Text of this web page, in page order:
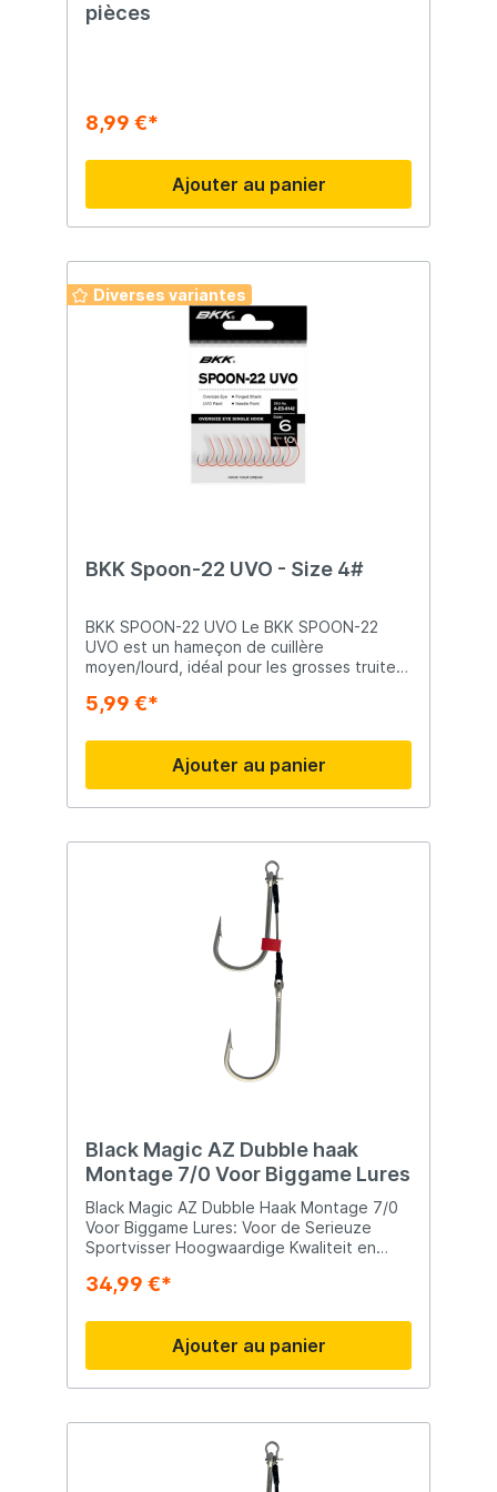
pièces
8,99 €*
Ajouter au panier
Diverses variantes
BKK Spoon-22 UVO - Size 4#
BKK SPOON-22 UVO Le BKK SPOON-22
UVO est un hameçon de cuillère
moyen/lourd, idéal pour les grosses truites
L'hameçon dispose d'un œil extra-large
tournée vers l'intérieur pour améliorer
l'accrochage, et d'une peinture UV BKK
pour stimuler les poissons et déclencher
davantage de touches.
5,99 €*
Ajouter au panier
Black Magic AZ Dubble haak
Montage 7/0 Voor Biggame Lures
Black Magic AZ Dubble Haak Montage 7/0
Voor Biggame Lures: Voor de Serieuze
Sportvisser Hoogwaardige Kwaliteit en
Montage 7/0 is speciaal ontworpen voor
de beste uitrusting voor big game vissen.
Deze haak montage biedt ongeëvenaarde
duurzaamheid, scherpte en
betrouwbaarheid, zodat je klaar bent voor
Belangrijkste Kenmerken van de Black
Magic AZ Dubble Haak Montage 7/0
Hoogwaardige Roestvrijstalen Haken De
roestvrijstalen haken zijn vervaardigd met
34,99 €*
Ajouter au panier